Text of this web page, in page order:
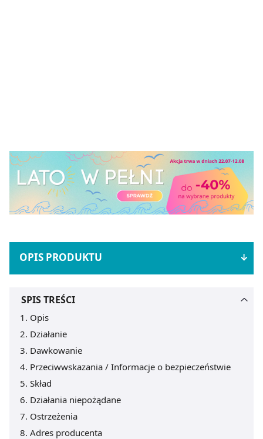
OPIS PRODUKTU
SPIS TREŚCI
Opis
Działanie
Dawkowanie
Przeciwwskazania / Informacje o bezpieczeństwie
Skład
Działania niepożądane
Ostrzeżenia
Adres producenta